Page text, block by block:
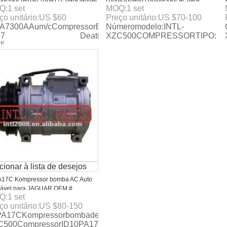
1997
1 set
unitário:US $60
Deatils:ModeloNo.Intl-
Jaguar XJ6 XJR Vanden Plas
MNA7300AA MNA7300AB CCC5992
447100-6260
MOQ:1 set
Preço unitário:US $70-100
Númeromodelo:INTL-
XZC500COMPRESSORTIPO:
à lista de desejos
Kompressor bomba AC Auto
para JAGUAR OEM #
810827044
1 set
unitário:US $80-150